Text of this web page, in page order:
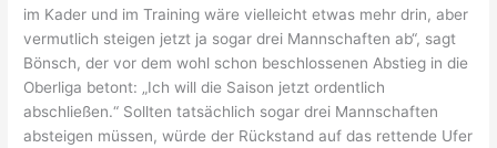
im Kader und im Training wäre vielleicht etwas mehr drin, aber
vermutlich steigen jetzt ja sogar drei Mannschaften ab“, sagt
Bönsch, der vor dem wohl schon beschlossenen Abstieg in die
Oberliga betont: „Ich will die Saison jetzt ordentlich
abschließen.“ Sollten tatsächlich sogar drei Mannschaften
absteigen müssen, würde der Rückstand auf das rettende Ufer